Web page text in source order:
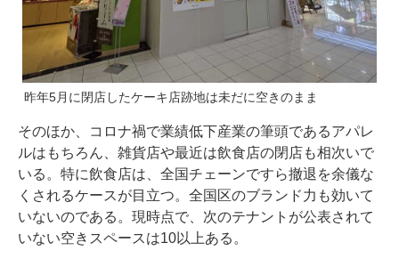
昨年5月に閉店したケーキ店跡地は未だに空きのまま
そのほか、コロナ禍で業績低下産業の筆頭であるアパレ
ルはもちろん、雑貨店や最近は飲食店の閉店も相次いで
いる。特に飲食店は、全国チェーンですら撤退を余儀な
くされるケースが目立つ。全国区のブランド力も効いて
いないのである。現時点で、次のテナントが公表されて
いない空きスペースは10以上ある。